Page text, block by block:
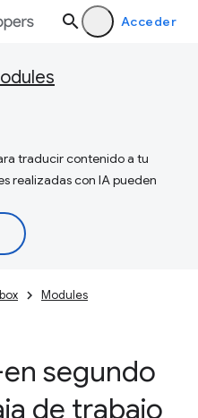
Acceder
traducir contenido a tu
realizadas con IA pueden
Modules
segundo
de trabajo